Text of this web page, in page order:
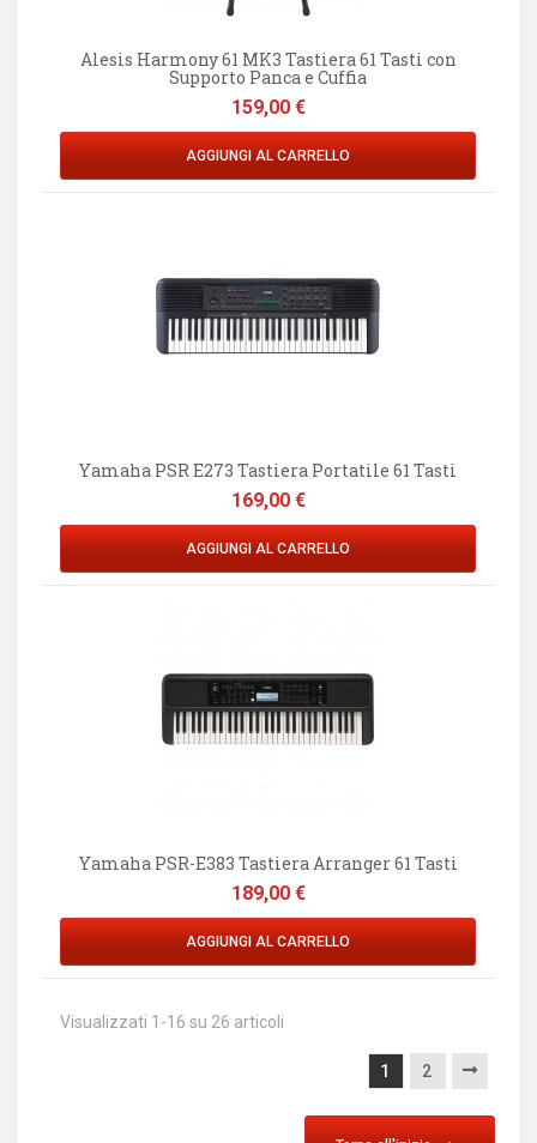
Alesis Harmony 61 MK3 Tastiera 61 Tasti con
Supporto Panca e Cuffia
Prezzo
159,00 €
AGGIUNGI AL CARRELLO
Yamaha PSR E273 Tastiera Portatile 61 Tasti
Prezzo
169,00 €
AGGIUNGI AL CARRELLO
Yamaha PSR-E383 Tastiera Arranger 61 Tasti
Prezzo
189,00 €
AGGIUNGI AL CARRELLO
Visualizzati 1-16 su 26 articoli
1 2